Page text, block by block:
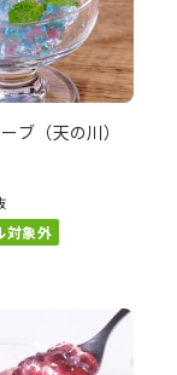
ブ（天の川）
対象外